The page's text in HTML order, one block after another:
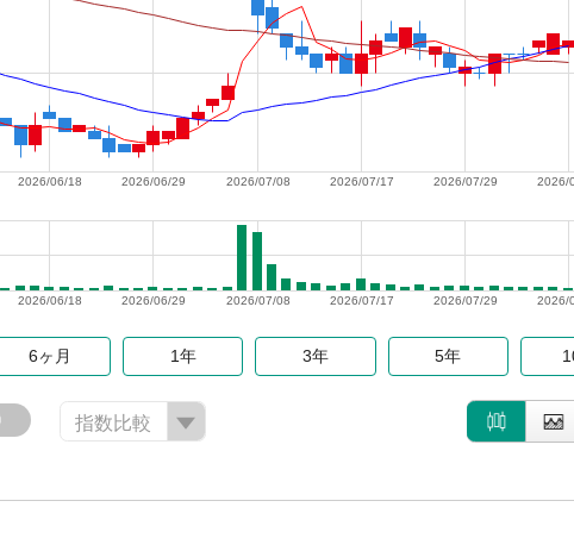
2026/
2026/07/29
2026/07/17
2026/07/08
2026/06/29
2026/06/18
2026/
2026/07/29
2026/07/17
2026/07/08
2026/06/29
2026/06/18
6ヶ月 1年 3年 5年
指数比較